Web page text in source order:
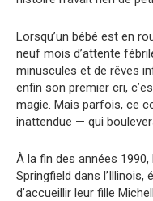
Lorsqu’un bébé est en
neuf mois d’attente
minuscules et de rêves
enfin son premier cri,
magie. Mais parfois, ce
inattendue — qui
À la fin des années
Springfield dans l’Illinois,
d’accueillir leur fille